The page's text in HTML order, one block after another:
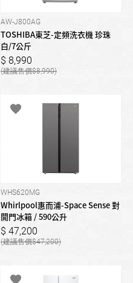
AW-J800AG
TOSHIBA東芝-定頻洗衣機 珍珠
白/7公斤
8,990
8,990
WHS620MG
Whirlpool惠而浦-Space Sense 對
開門冰箱 / 590公升
47,200
47,200